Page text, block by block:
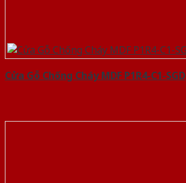
Cửa Gỗ Chống Cháy MDF P1R4-C1-SGD